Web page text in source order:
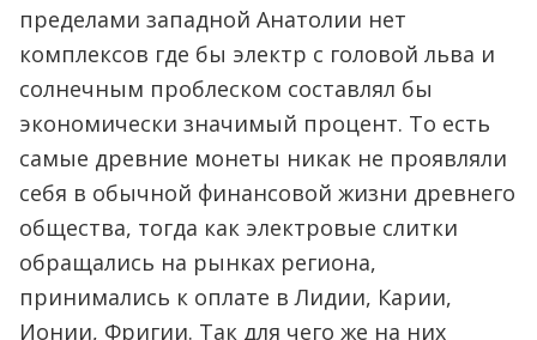
пределами западной Анатолии нет
комплексов где бы электр с головой льва и
солнечным проблеском составлял бы
экономически значимый процент. То есть
самые древние монеты никак не проявляли
себя в обычной финансовой жизни древнего
общества, тогда как электровые слитки
обращались на рынках региона,
принимались к оплате в Лидии, Карии,
Ионии, Фригии. Так для чего же на них